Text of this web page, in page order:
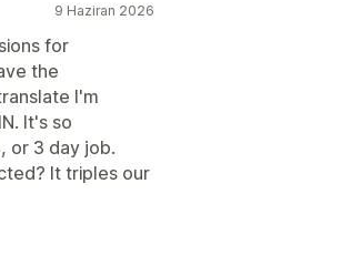
9 Haziran 2026
for
the
I'm
It's so
or 3 day job.
It triples our